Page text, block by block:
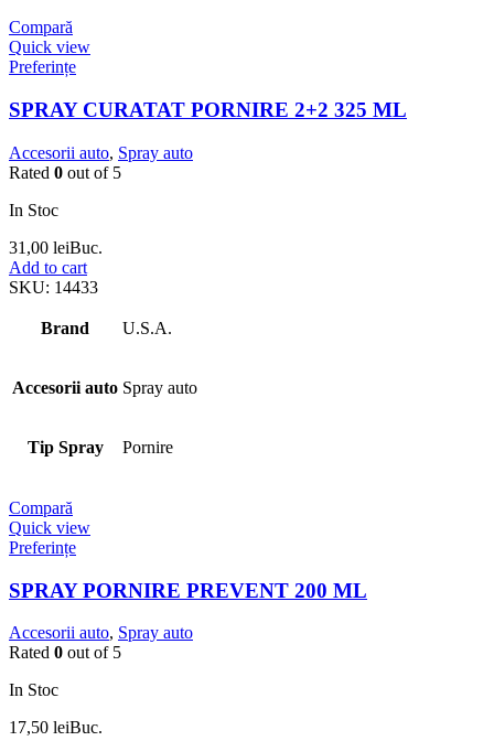
Compară
Quick view
Preferințe
SPRAY CURATAT PORNIRE 2+2 325 ML
Accesorii auto, Spray auto
Rated 0 out of 5
In Stoc
31,00 leiBuc.
Add to cart
SKU: 14433
Brand U.S.A.
Accesorii auto Spray auto
Tip Spray Pornire
Compară
Quick view
Preferințe
SPRAY PORNIRE PREVENT 200 ML
Accesorii auto, Spray auto
Rated 0 out of 5
In Stoc
17,50 leiBuc.